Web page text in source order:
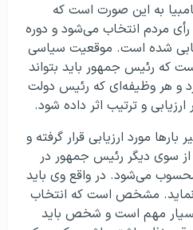
به این صورت است که
مردم انتخاب می‌شود و دوره
۵ سال ارزیابی شده است. موقعیت سیاسی
که رئیس جمهور باید بتواند
و هر وظیفه‌ای که رئیس دولت
و ترتیب اثر داده شود.
مورد ارزیابی قرار گرفته و
سوی دیگر رئیس جمهور در
می‌شود. در واقع وی باید
نماید. مشخص است که انتخاب
بسیار مهم است و شخص باید